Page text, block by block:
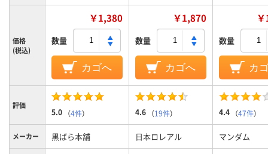
価格
(税込)
￥1,380
数量
カゴへ
￥1,870
数量
カゴへ
数量
カ
評価
5.0 （4件） 4.6 （19件） 4.4 （47件）
メーカー 黒ばら本舗 日本ロレアル マンダム